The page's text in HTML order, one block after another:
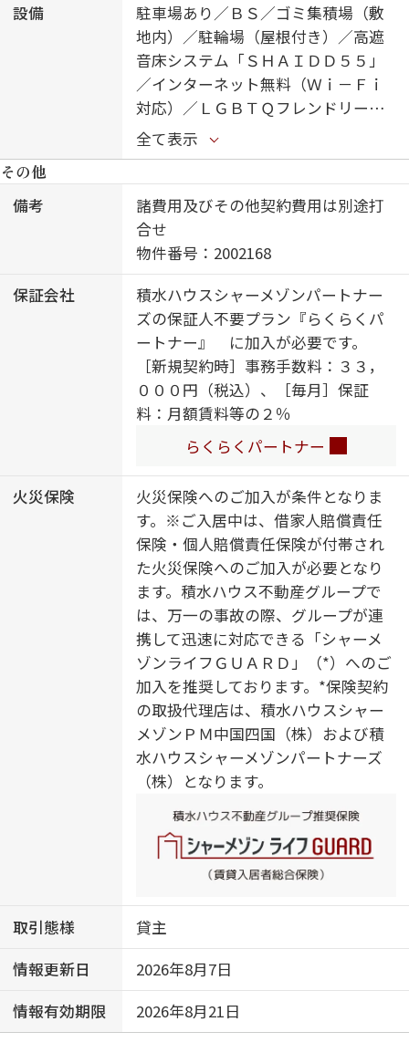
設備
駐車場あり／ＢＳ／ゴミ集積場（敷
地内）／駐輪場（屋根付き）／高遮
音床システム「ＳＨＡＩＤＤ５５」
／インターネット無料（Ｗｉ－Ｆｉ
対応）／ＬＧＢＴＱフレンドリー／
玄関鍵（①キー②ロック）／玄関鍵
（オプナス）／給湯箇所（浴室・台
所・洗面所）／カラーモニタ付ドア
ホン／対面キッチン／ＩＨクッキン
グヒーター／給湯器（追焚機能付）
／バス・トイレ（セパレイト）／２
４Ｈ換気システム／浴室乾燥機／洗
髪洗面化粧台／トイレ（温水洗浄便
座）／エアコン（１台設置）／専用
庭／電話配管有／システムキッチン
／室内物干し／Low-E複層ガラス／
防犯ガラス（合せガラス）／フロー
リング／洗濯機置場（室内）／高齢
者対応可
全て表示
その他
備考
諸費用及びその他契約費用は別途打
合せ
物件番号：2002168
保証会社
積水ハウスシャーメゾンパートナー
ズの保証人不要プラン『らくらくパ
ートナー』 に加入が必要です。
［新規契約時］事務手数料：３３，
０００円（税込）、［毎月］保証
料：月額賃料等の２％
らくらくパートナー
火災保険
火災保険へのご加入が条件となりま
す。※ご入居中は、借家人賠償責任
保険・個人賠償責任保険が付帯され
た火災保険へのご加入が必要となり
ます。積水ハウス不動産グループで
は、万一の事故の際、グループが連
携して迅速に対応できる「シャーメ
ゾンライフＧＵＡＲＤ」（*）へのご
加入を推奨しております。*保険契約
の取扱代理店は、積水ハウスシャー
メゾンＰＭ中国四国（株）および積
水ハウスシャーメゾンパートナーズ
（株）となります。
取引態様
貸主
情報更新日
2026年8月7日
情報有効期限
2026年8月21日